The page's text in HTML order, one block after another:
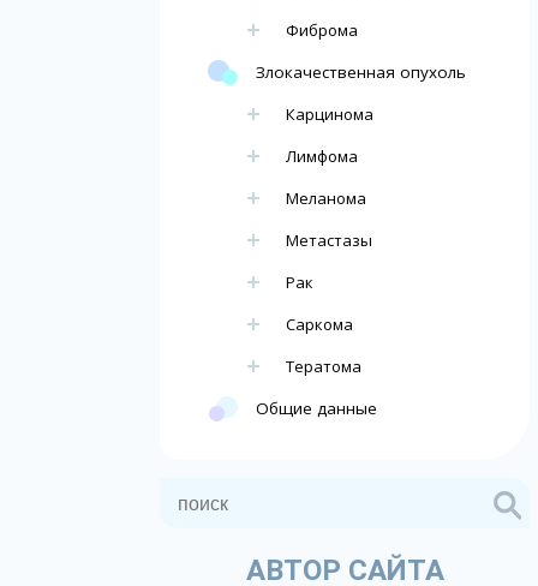
Фиброма
Злокачественная опухоль
Карцинома
Лимфома
Меланома
Метастазы
Рак
Саркома
Тератома
Общие данные
АВТОР САЙТА